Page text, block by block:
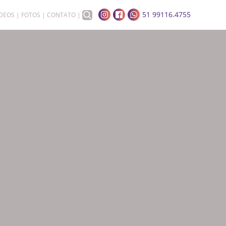
FOTOS CONTATO 51 99116.4755